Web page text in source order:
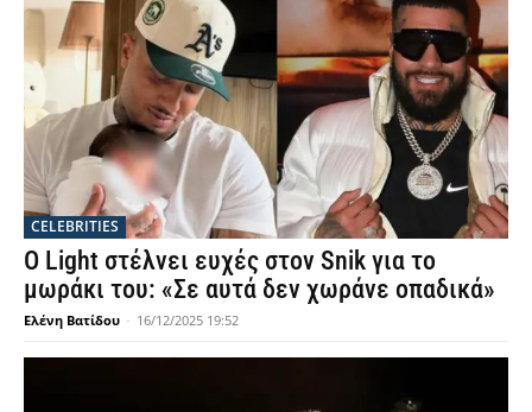
CELEBRITIES
Ο Light στέλνει ευχές στον Snik για το
μωράκι του: «Σε αυτά δεν χωράνε οπαδικά»
Ελένη Βατίδου - 16/12/2025 19:52